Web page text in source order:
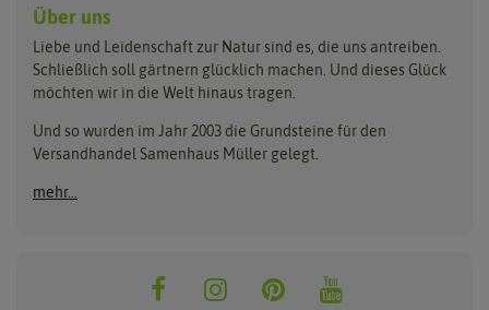
Anzuchtschalen
Beleuchtung
Erdbeertürme
Folien, Vliese und Netze
Gartengeräte
Nützlinge & Nisthilfen
Keimsprossen
Saatgut für Werbezwecke
Samen-Sets
Gemüsesamen
Exotische Samen
Rasensamen
Benary
Buzzy Seeds
Clever Pots
Dürr-Samen
FLORTUS
Greenline
Grüne Oase
ReNatura Vogelwelt
Über uns
Liebe und Leidenschaft zur Natur sind es, die uns antreiben.
Schließlich soll gärtnern glücklich machen. Und dieses Glück
möchten wir in die Welt hinaus tragen.
Und so wurden im Jahr 2003 die Grundsteine für den
Versandhandel Samenhaus Müller gelegt.
mehr...